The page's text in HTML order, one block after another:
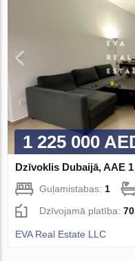
1 225 000
Dzīvoklis Dubaijā, AAE
Guļamistabas:1
Dzīvojamā platība:
EVA Real Estate LLC